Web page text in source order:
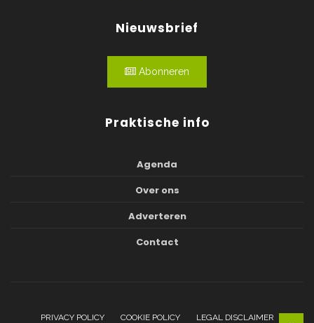
Nieuwsbrief
Abonneren
Praktische info
Agenda
Over ons
Adverteren
Contact
PRIVACY POLICY COOKIE POLICY LEGAL DISCLAIMER